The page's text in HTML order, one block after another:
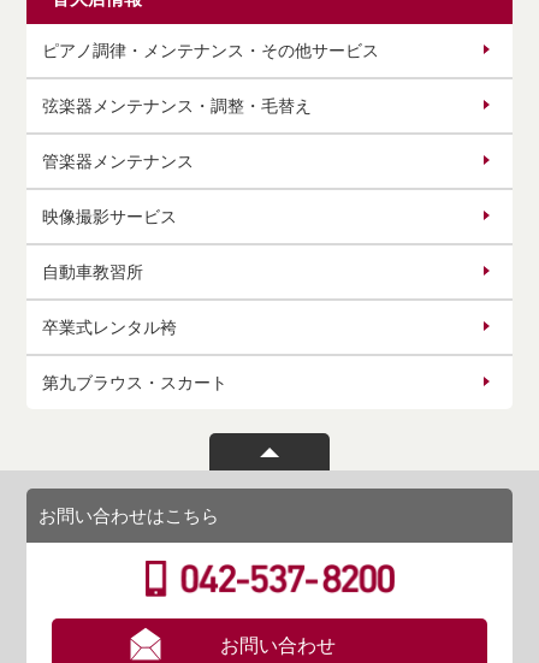
ピアノ調律・メンテナンス・その他サービス
弦楽器メンテナンス・調整・毛替え
管楽器メンテナンス
映像撮影サービス
自動車教習所
卒業式レンタル袴
第九ブラウス・スカート
お問い合わせはこちら
お問い合わせ